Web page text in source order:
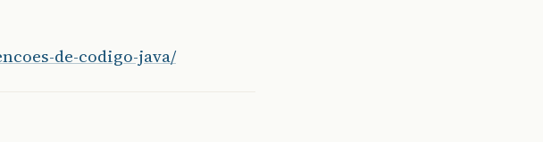
de-codigo-java/